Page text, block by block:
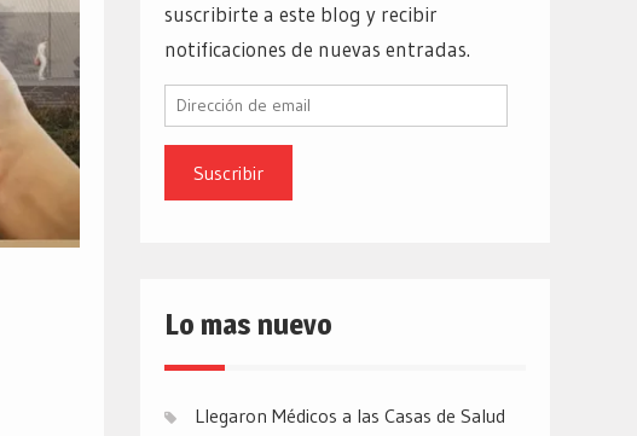
suscribirte a este blog y recibir
notificaciones de nuevas entradas.
Dirección
email
Lo mas nuevo
Llegaron Médicos a las Casas de Salud